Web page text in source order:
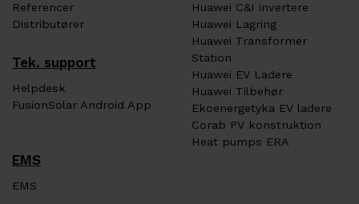
Referencer
Distributører
Tek. support
Helpdesk
FusionSolar Android App
Huawei C&I invertere
Huawei Lagring
Huawei Transformer
Station
Huawei EV Ladere
Huawei Tilbehør
Ekoenergetyka EV ladere
Corab PV konstruktion
Heat pumps ERA
EMS
EMS